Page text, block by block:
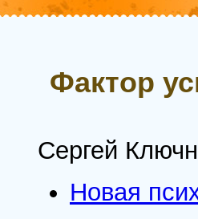
Фактор
Сергей
Новая